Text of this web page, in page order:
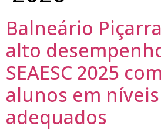
Balneário
alto
SEAESC 2025
alunos em níveis
adequados